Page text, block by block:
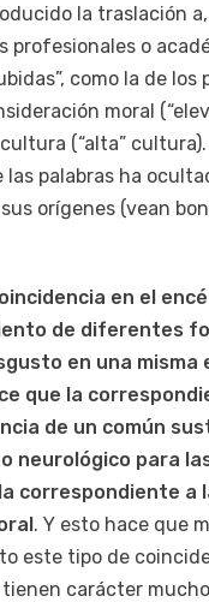
la traslación
profesionales o
como la de los
moral
(“alta”
las palabras ha
orígenes (vean
en el
de diferentes
en una
que la
de un común
neurológico para
correspondiente a
. Y esto hace que
este tipo de
carácter